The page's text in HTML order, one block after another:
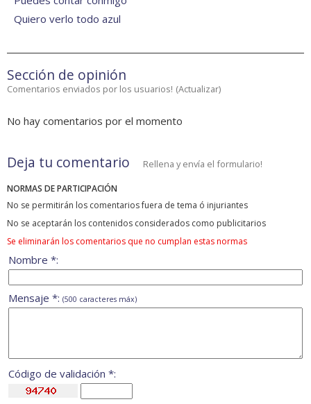
Quiero verlo todo azul
Sección de opinión
Comentarios enviados por los usuarios! (Actualizar)
No hay comentarios por el momento
Deja tu comentario Rellena y envía el formulario!
NORMAS DE PARTICIPACIÓN
No se permitirán los comentarios fuera de tema ó injuriantes
No se aceptarán los contenidos considerados como publicitarios
Se eliminarán los comentarios que no cumplan estas normas
Nombre *:
Mensaje *: (500 caracteres máx)
Código de validación *: